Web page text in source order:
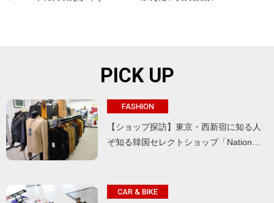
PICK UP
FASHION
【ショップ探訪】東京・西新宿に知る人
ぞ知る韓国セレクトショップ「Nation…
CAR & BIKE